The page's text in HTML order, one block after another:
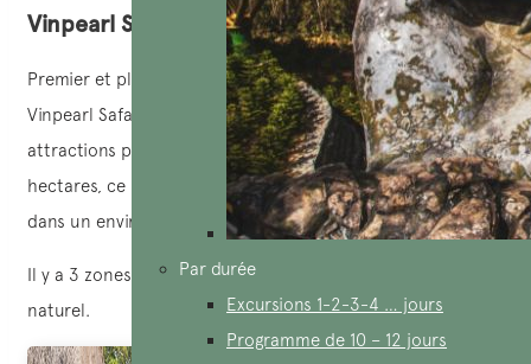
Par durée
Excursions 1-2-3-4 … jours
Programme de 10 – 12 jours
Vinpearl Safari
Premier et plus grand parc semi-naturel du Vietnam,
Vinpearl Safari Phu Quoc s’impose comme l’une des
attractions phares du nord de l’île. S’étendant sur 380
hectares, ce parc accueille plus de 3 000 animaux rares
dans un environnement soigneusement recréé.
Il y a 3 zones principales: Kidzoo, zoo ouverte et zoo semi-
naturel.